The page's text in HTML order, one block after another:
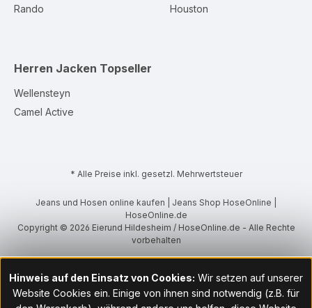
Rando Houston
Herren Jacken Topseller
Wellensteyn
Camel Active
* Alle Preise inkl. gesetzl. Mehrwertsteuer
Jeans und Hosen online kaufen | Jeans Shop HoseOnline |
HoseOnline.de
Copyright © 2026 Eierund Hildesheim / HoseOnline.de - Alle Rechte
vorbehalten
Hinweis auf den Einsatz von Cookies: Wir setzen auf unserer
Website Cookies ein. Einige von ihnen sind notwendig (z.B. für